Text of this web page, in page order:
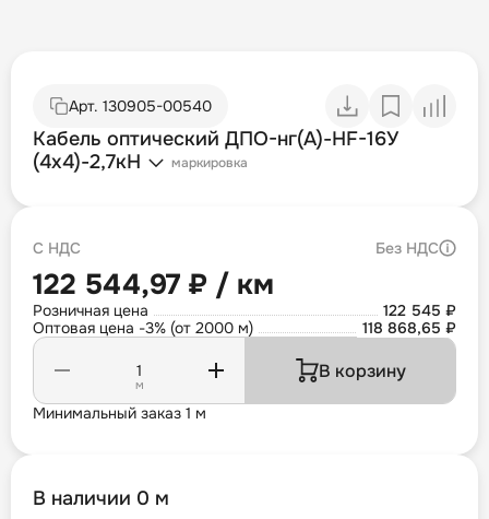
Арт. 130905-00540
Кабель оптический ДПО-нг(А)-HF-16У
(4х4)-2,7кН
маркировка
С НДС Без НДС
122 544,97 ₽ / км
Розничная цена
122 545 ₽
Оптовая цена -3% (от 2000 м)
118 868,65 ₽
м
В корзину
Минимальный заказ 1 м
В наличии 0 м